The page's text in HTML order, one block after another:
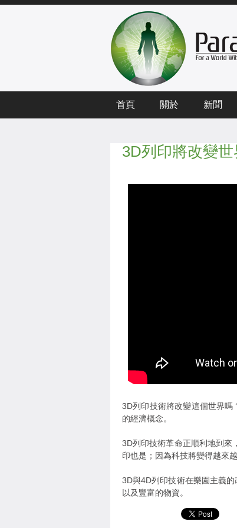
首頁 關於 新聞
3D列印將改變世
3D列印技術將改變這個世界
的經濟概念。
3D列印技術革命正順利地到來
印也是；因為科技將變得越來
3D與4D列印技術在樂園主義
以及豐富的物資。